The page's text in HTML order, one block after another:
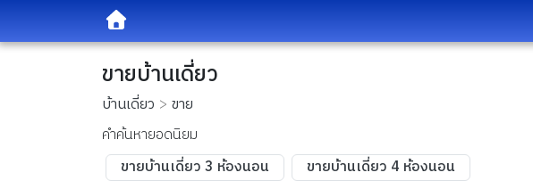
ขายบ้านเดี่ยว
บ้านเดี่ยว
ขาย
คำค้นหายอดนิยม
ขายบ้านเดี่ยว 3 ห้องนอน
ขายบ้านเดี่ยว 4 ห้องนอน